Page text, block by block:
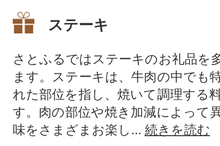
ステーキ
さとふるではステーキのお礼品を
ます。ステーキは、牛肉の中でも
れた部位を指し、焼いて調理する
す。肉の部位や焼き加減によって
味をさまざまお楽し... 続きを読む